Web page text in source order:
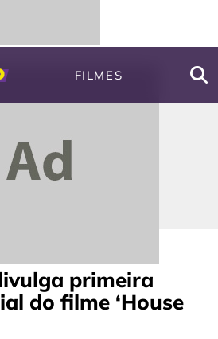
FILMES
primeira
do filme ‘House